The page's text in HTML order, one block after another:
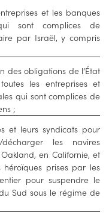
et les banques
sont complices de
par Israël, y compris
des obligations de l’État
les entreprises et
qui sont complices de
;
et leurs syndicats pour
décharger les navires
en Californie, et
héroïques prises par les
pour suspendre le
Sud sous le régime de